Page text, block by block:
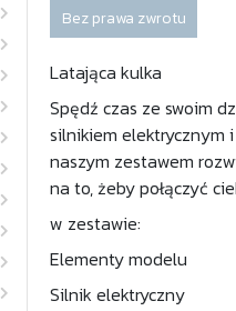
Bez prawa zwrotu
Latająca kulka
Spędź czas ze swoim
silnikiem elektrycznym
naszym zestawem
na to, żeby połączyć
w zestawie:
Elementy modelu
Silnik elektryczny